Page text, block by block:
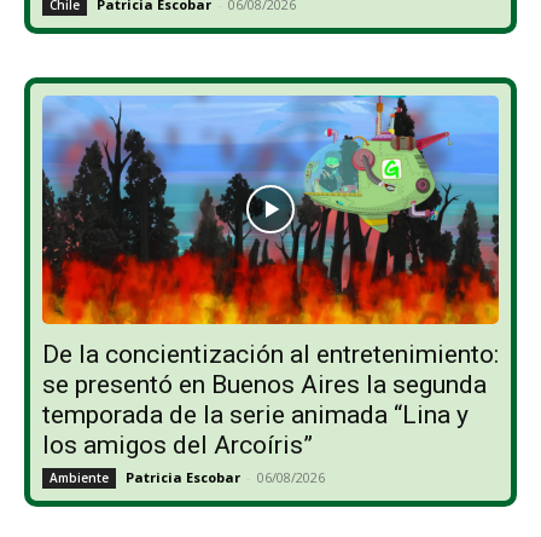
Chile Patricia Escobar - 06/08/2026
De la concientización al entretenimiento:
se presentó en Buenos Aires la segunda
temporada de la serie animada “Lina y
los amigos del Arcoíris”
Ambiente Patricia Escobar - 06/08/2026